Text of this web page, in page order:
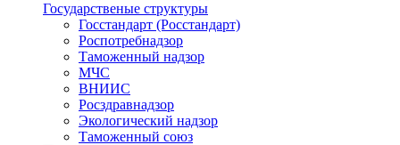
Государственые структуры
Госстандарт (Росстандарт)
Роспотребнадзор
Таможенный надзор
МЧС
ВНИИС
Росздравнадзор
Экологический надзор
Таможенный союз